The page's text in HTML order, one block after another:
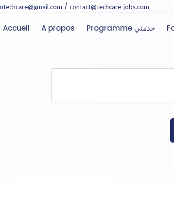
/ contact@techcare-jobs.com
Accueil A propos